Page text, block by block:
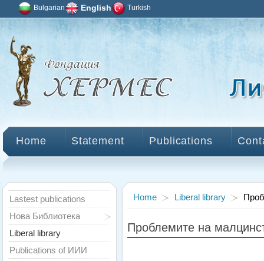
Bulgarian English Turkish
Home Statement Publications
Home Liberal library
Проблемите на
Lastest publications
Нова Библиотека
Liberal library
Publications of ИИИ